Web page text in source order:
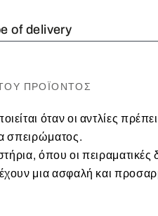
of delivery
ΠΡΟΪΌΝΤΟΣ
όταν οι αντλίες
σπειρώματος.
όπου οι
μια ασφαλή και